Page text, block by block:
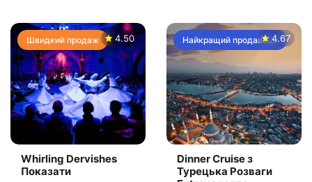
Швидкий продаж 4.50
Whirling Dervishes
Показати
Найкращий продавець4.67
Dinner Cruise з
Турецька Розваги